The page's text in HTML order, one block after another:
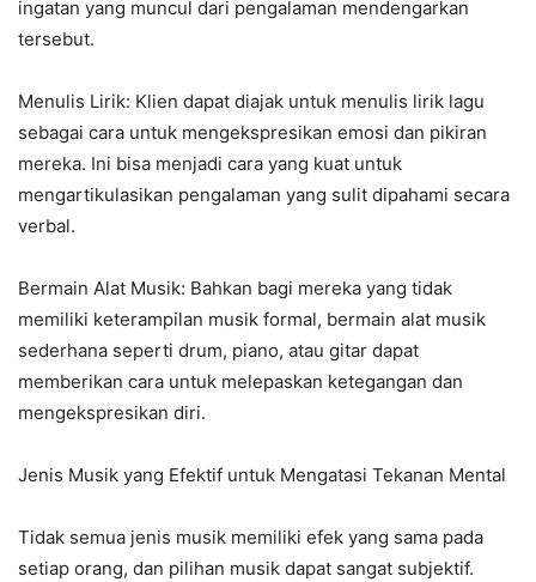
ingatan yang muncul dari pengalaman mendengarkan
tersebut.
Menulis Lirik: Klien dapat diajak untuk menulis lirik lagu
sebagai cara untuk mengekspresikan emosi dan pikiran
mereka. Ini bisa menjadi cara yang kuat untuk
mengartikulasikan pengalaman yang sulit dipahami secara
verbal.
Bermain Alat Musik: Bahkan bagi mereka yang tidak
memiliki keterampilan musik formal, bermain alat musik
sederhana seperti drum, piano, atau gitar dapat
memberikan cara untuk melepaskan ketegangan dan
mengekspresikan diri.
Jenis Musik yang Efektif untuk Mengatasi Tekanan Mental
Tidak semua jenis musik memiliki efek yang sama pada
setiap orang, dan pilihan musik dapat sangat subjektif.